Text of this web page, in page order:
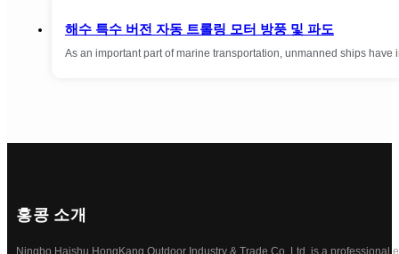
해수 특수 버전 자동 트롤링 모터 방풍 및 파도
As an important part of marine transportation, unmanned ships
홍콩 소개